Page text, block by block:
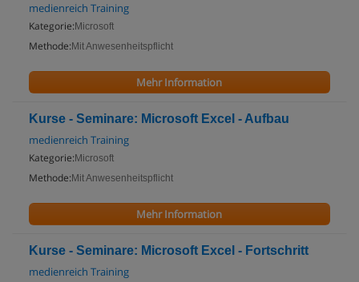
medienreich Training
Kategorie: Microsoft
Methode: Mit Anwesenheitspflicht
Mehr Information
Kurse - Seminare: Microsoft Excel - Aufbau
medienreich Training
Kategorie: Microsoft
Methode: Mit Anwesenheitspflicht
Mehr Information
Kurse - Seminare: Microsoft Excel - Fortschritt
medienreich Training